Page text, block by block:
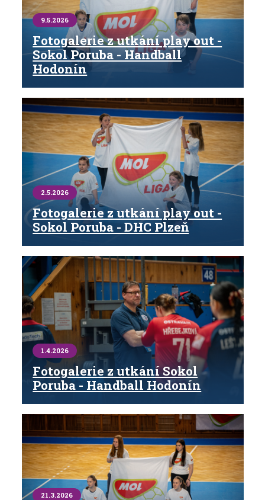
9.5.2026
Fotogalerie z utkání play out -
Sokol Poruba - Handball
Hodonín
2.5.2026
Fotogalerie z utkání play out -
Sokol Poruba - DHC Plzeň
1.4.2026
Fotogalerie z utkání Sokol
Poruba - Handball Hodonín
21.3.2026